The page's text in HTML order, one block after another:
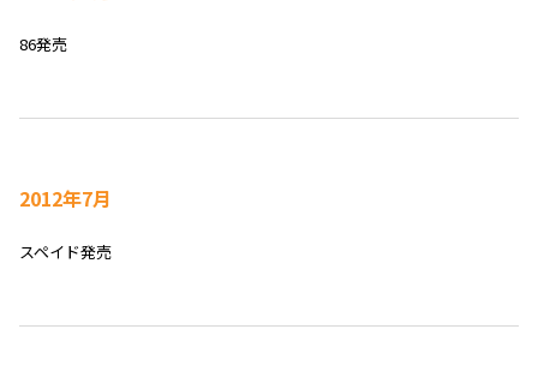
86発売
2012年7月
スペイド発売